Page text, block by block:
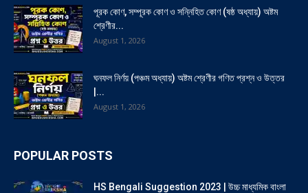
পূরক কোণ, সম্পূরক কোণ ও সন্নিহিত কোণ (ষষ্ঠ অধ্যায়) অষ্টম
শ্রেণীর...
August 1, 2026
ঘনফল নির্ণয় (পঞ্চম অধ্যায়) অষ্টম শ্রেণীর গণিত প্রশ্ন ও উত্তর
|...
August 1, 2026
POPULAR POSTS
HS Bengali Suggestion 2023 | উচ্চ মাধ্যমিক বাংলা